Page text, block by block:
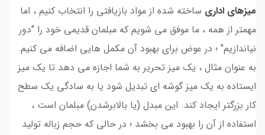
میزهای اداری ساخته شده از مواد بازیافتی را انتخاب کنیم ، اما
مهمتر از همه ، ما موفق می شویم که مبلمان قدیمی خود را "دور
نیاندازیم" ؛ در عوض برای بهبود آن مکمل هایی اضافه می کنیم.
به عنوان مثال ، یک میز تحریر به شما اجازه می دهد تا یک میز
ایستاده به یک میز گوشه ای تبدیل شود یا به سادگی یک سطح
کار بزرگتر ایجاد کند. این مبدل (یا بالابرشدن) مبلمان است ،
استفاده از آن را بهبود می بخشد ؛ در حالی که حجم زباله تولید